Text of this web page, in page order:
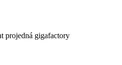
projedná gigafactory